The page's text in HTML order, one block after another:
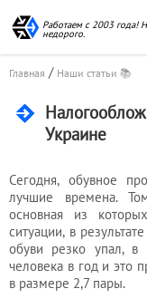
Работаем с 2003 года!
недорого.
Главная / Наши статьи 📚
Украине
Сегодня, обувное
лучшие времена.
основная из
ситуации, в
обуви резко упал, в
человека в год и это
в размере 2,7 пары.
Главная
страница
Отзывы
клиентов
Контакты
Вакансии
Наши статьи
КВЭД в
деталях
Наши
Калькулятор